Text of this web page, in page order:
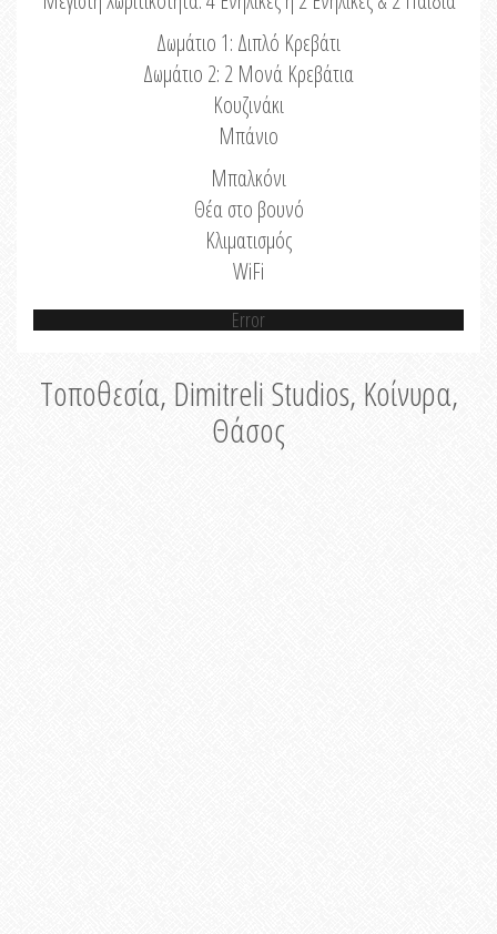
Δωμάτιο 1: Διπλό Κρεβάτι
Δωμάτιο 2: 2 Μονά Κρεβάτια
Κουζινάκι
Μπάνιο
Μπαλκόνι
Θέα στο βουνό
Κλιματισμός
WiFi
Error
Τοποθεσία, Dimitreli Studios, Κοίνυρα,
Θάσος